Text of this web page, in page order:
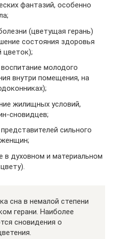
фантазий, особенно
(цветущая герань)
состояния здоровья
цветок);
молодого
внутри помещения, на
жилищных условий,
сновидцев;
сильного
в духовном и материальном
сна в немалой степени
герани. Наиболее
сновидения о